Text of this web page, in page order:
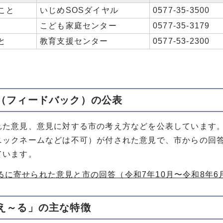
と いじめSOSダイヤル
0577-35-3500
こども家庭センター
0577-35-3179
教育支援センター 0577-53-2300
フィードバック）の公表
意見、意見に対する市の考え方などを公表しています
クネームなどは不可）が付された意見で、市からの回
ます。
に寄せられた意見と市の回答（令和7年10月〜令和8年
～る」の主な特徴